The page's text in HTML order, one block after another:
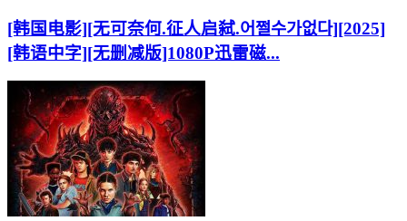
[韩国电影][无可奈何.征人启弑.어쩔수가없다][2025]
[韩语中字][无删减版]1080P迅雷磁...